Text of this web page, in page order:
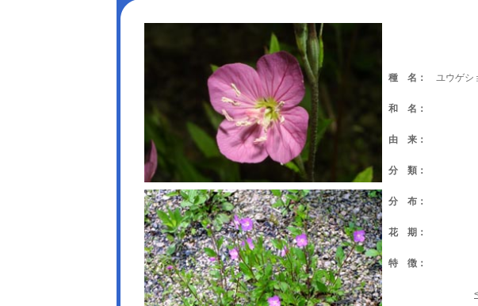
種 名： ユウゲシ
和 名：
由 来：
分 類：
分 布：
花 期：
特 徴：